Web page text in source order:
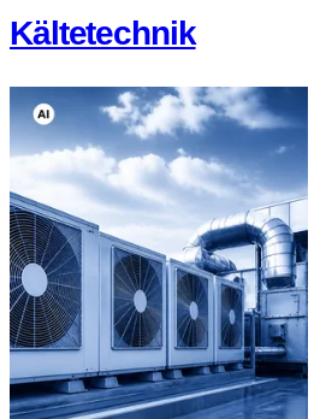
Kältetechnik